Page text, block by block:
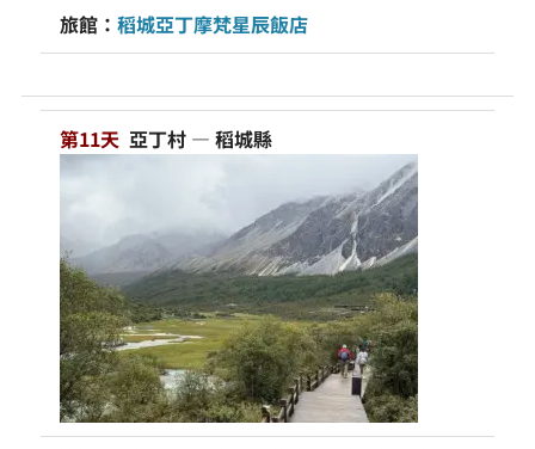
旅館： 稻城亞丁摩梵星辰飯店
第11天 亞丁村 — 稻城縣